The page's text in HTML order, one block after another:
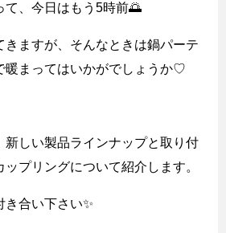
て、今日はもう5時前🌅
きますが、そんなときは鍋パーテ
暖まってはいかがでしょうか♡
新しい製品ラインナップと取り付
プリングについて紹介します。
き合い下さい✨